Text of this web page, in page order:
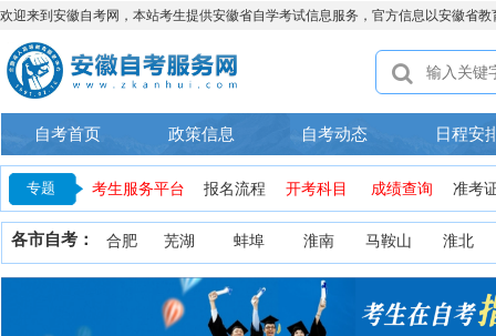
欢迎来到安徽自考网，本站考生提供安徽省自学考试信息服务，官方信息以安徽省
自考首页 政策信息 自考动态 日程安
专题 考生服务平台 报名流程 开考科目 成绩查询 准考
各市自考： 合肥 芜湖 蚌埠 淮南 马鞍山 淮北